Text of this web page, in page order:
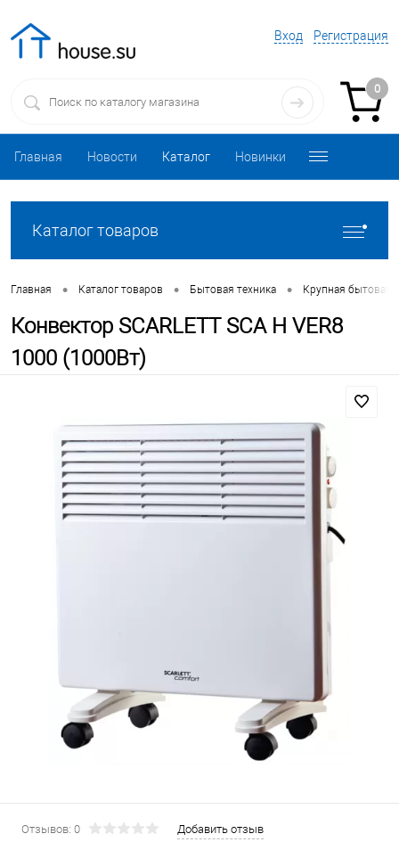
Вход Регистрация
0
Главная Новости Каталог Новинки
Каталог товаров
Главная • Каталог товаров • Бытовая техника • Крупная бытовая
Конвектор SCARLETT SCA H VER8
1000 (1000Вт)
Отзывов: 0
Добавить отзыв